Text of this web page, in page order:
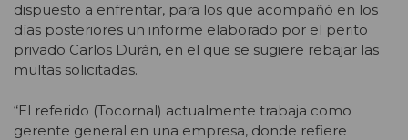
dispuesto a enfrentar, para los que acompañó en los
días posteriores un informe elaborado por el perito
privado Carlos Durán, en el que se sugiere rebajar las
multas solicitadas.
“El referido (Tocornal) actualmente trabaja como
gerente general en una empresa, donde refiere